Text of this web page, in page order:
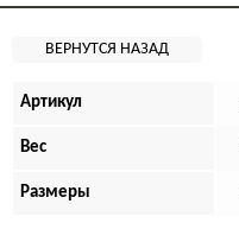
Артикул
Вес
Размеры